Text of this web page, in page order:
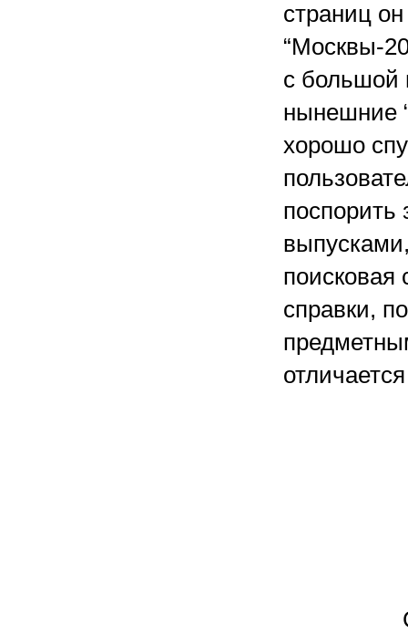
страниц
“Москвы-
с большой
нынешние
хорошо
справки,